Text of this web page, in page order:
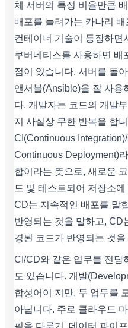
체 서버의 특정 비율만큼
배포를 늘려가는 카나리
컨테이너 기술이 등장하면
쿠버네티스를 사용하면 배
점이 있습니다. 서버를 돌
앤서블(Ansible)을 잘 사용
다. 개발자는 코드의 개발
지 사실상 무한 반복을 합
CI(Continuous
Continuous Deployment)
합이라는 뜻으로, 새로운
드 및 테스트되어 저장소
CD는 지속적인 배포를 말
반영되는 것을 말하고, CD
경된 코드가 반영되는 것
CI/CD와 같은 업무를 전담
도 있습니다. 개발
합성어이 지만, 두 업무를
아닙니다. 주로 클라우드
픽을 다루기, 데이터 파이